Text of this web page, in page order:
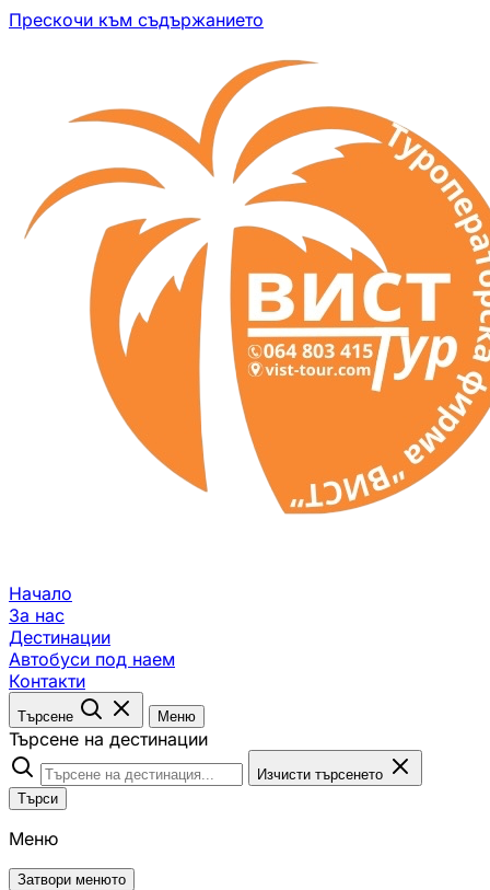
Прескочи към съдържанието
Начало
За нас
Дестинации
Автобуси под наем
Контакти
Търсене Меню
Търсене на дестинации
Изчисти търсенето
Търси
Меню
Затвори менюто